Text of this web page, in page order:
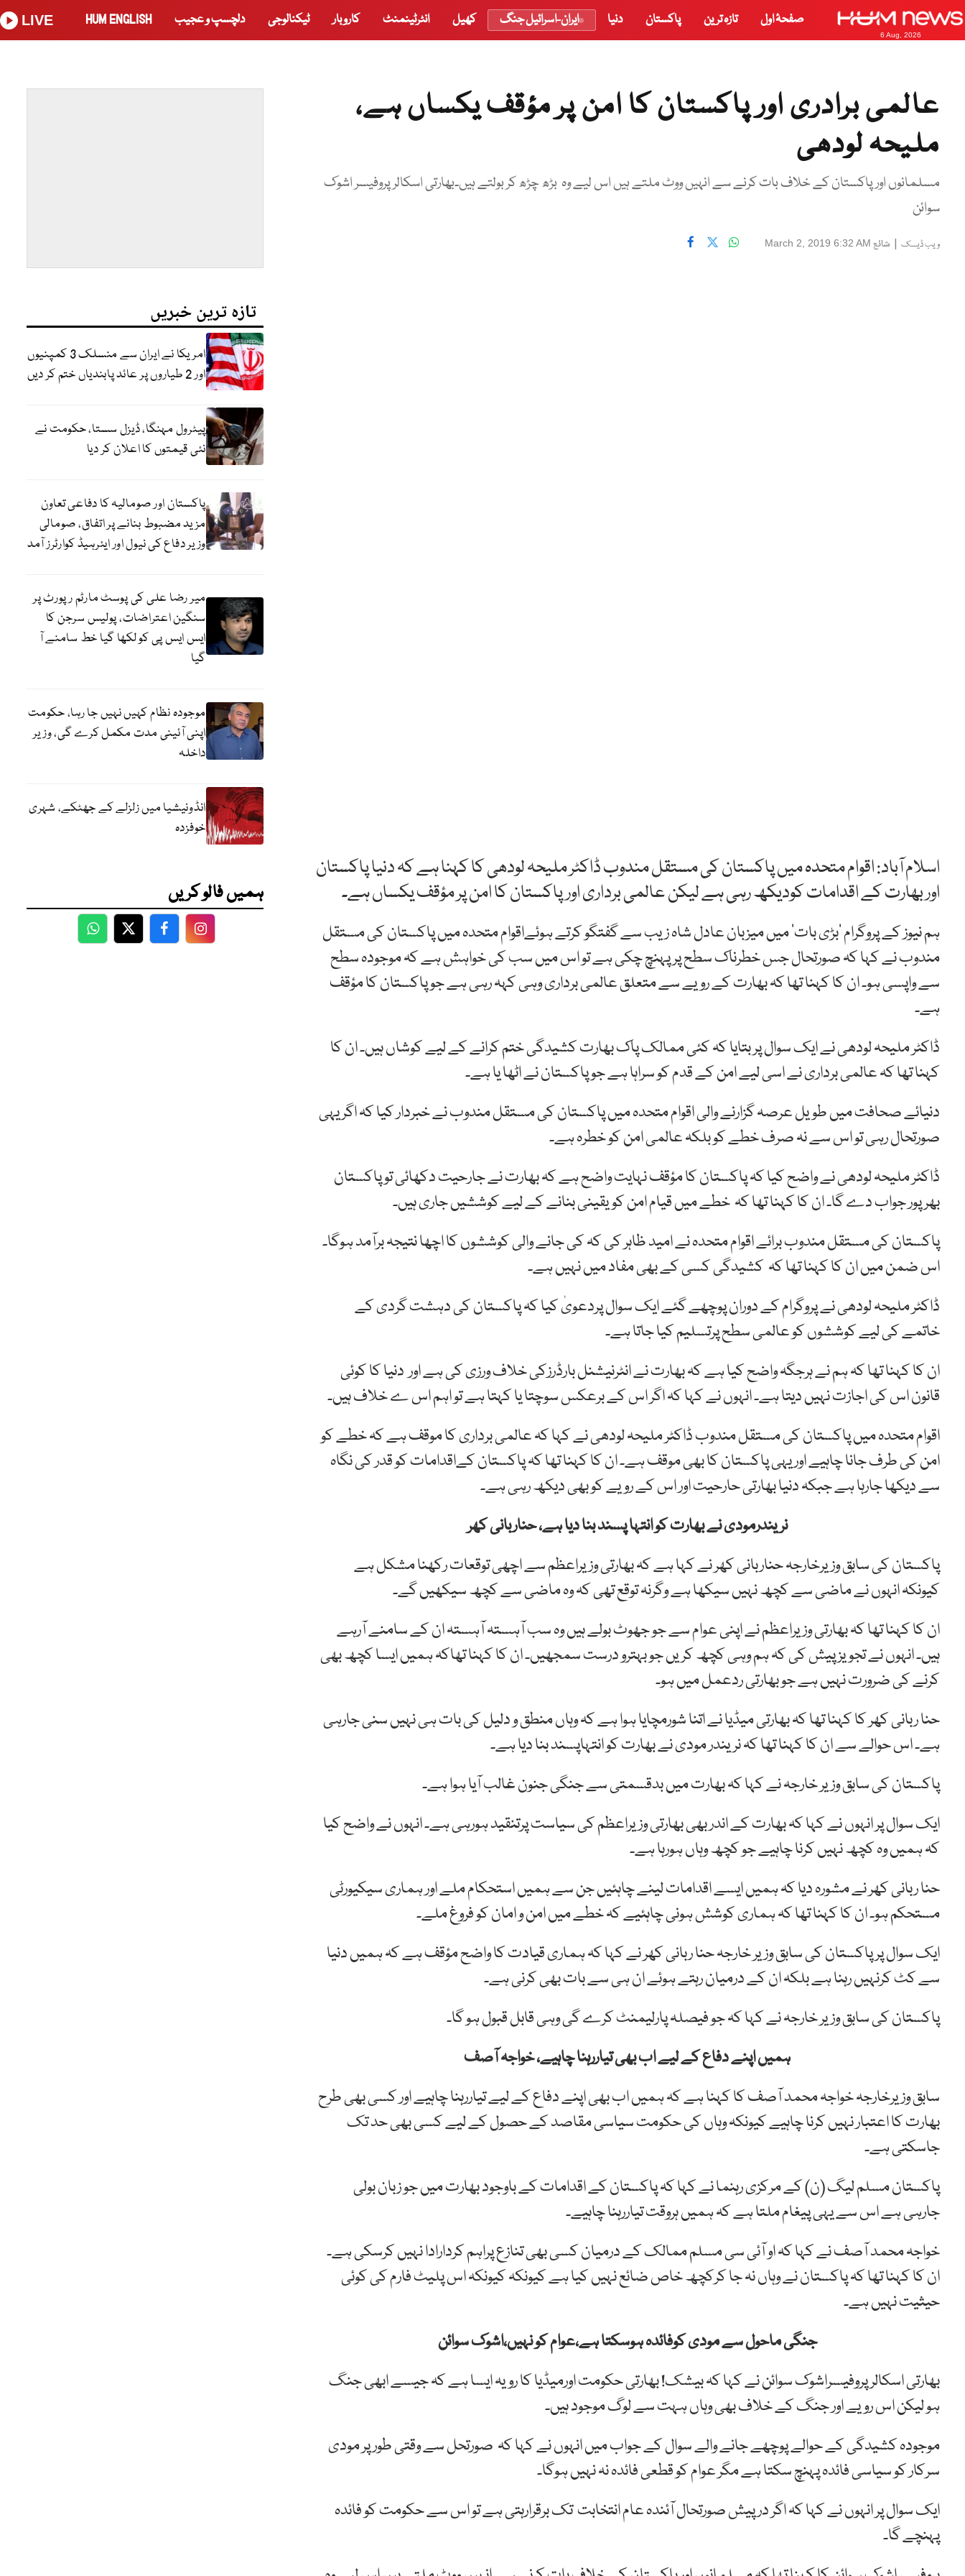
6 Aug, 2026
صفحۂ اول تازہ ترین پاکستان دنیا ایران-اسرائیل جنگ کھیل انٹرٹینمنٹ کاروبار ٹیکنالوجی دلچسپ و عجیب HUM ENGLISH
LIVE
عالمی برادری اور پاکستان کا امن پر مؤقف یکساں ہے،
ملیحہ لودھی
مسلمانوں اور پاکستان کے خلاف بات کرنے سے انہیں ووٹ ملتے ہیں اس لیے وہ بڑھ چڑھ کر بولتے ہیں۔بھارتی اسکالر پروفیسر اشوک
سوائن
ویب ڈیسک | شائع March 2, 2019 6:32 AM
اسلام آباد: اقوام متحدہ میں پاکستان کی مستقل مندوب ڈاکٹر ملیحہ لودھی کا کہنا ہے کہ دنیا پاکستان
اور بھارت کے اقدامات کودیکھ رہی ہے لیکن عالمی برداری اورپاکستان کا امن پر مؤقف یکساں ہے۔
ہم نیوز کے پروگرام ’بڑی بات‘ میں میزبان عادل شاہ زیب سے گفتگو کرتے ہوئےاقوام متحدہ میں پاکستان کی مستقل
مندوب نے کہا کہ صورتحال جس خطرناک سطح پرپہنچ چکی ہے تو اس میں سب کی خواہش ہے کہ موجودہ سطح
سے واپسی ہو۔ ان کا کہنا تھا کہ بھارت کے رویے سے متعلق عالمی برداری وہی کہہ رہی ہے جو پاکستان کا مؤقف
ہے۔
ڈاکٹر ملیحہ لودھی نے ایک سوال پر بتایا کہ کئی ممالک پاک بھارت کشیدگی ختم کرانے کے لیے کوشاں ہیں۔ ان کا
کہنا تھا کہ عالمی برداری نے اسی لیے امن کے قدم کو سراہا ہے جو پاکستان نے اٹھا یا ہے۔
دنیائے صحافت میں طویل عرصہ گزارنے والی اقوام متحدہ میں پاکستان کی مستقل مندوب نے خبردار کیا کہ اگر یہی
صورتحال رہی تو اس سے نہ صرف خطے کو بلکہ عالمی امن کو خطرہ ہے۔
ڈاکٹر ملیحہ لودھی نے واضح کیا کہ پاکستان کا مؤقف نہایت واضح ہے کہ بھارت نے جارحیت دکھائی تو پاکستان
بھرپور جواب دے گا۔ ان کا کہنا تھا کہ خطے میں قیام امن کویقینی بنانے کے لیے کوششیں جاری ہیں۔
پاکستان کی مستقل مندوب برائے اقوام متحدہ نے امید ظاہر کی کہ کی جانے والی کوششوں کا اچھا نتیجہ برآمد ہوگا۔
اس ضمن میں ان کا کہنا تھا کہ کشیدگی کسی کے بھی مفاد میں نہیں ہے۔
ڈاکٹر ملیحہ لودھی نے پروگرام کے دوران پوچھے گئے ایک سوال پردعویٰ کیا کہ پاکستان کی دہشت گردی کے
خاتمے کی لیے کوششوں کو عالمی سطح پرتسلیم کیا جاتا ہے۔
ان کا کہنا تھا کہ ہم نے ہرجگہ واضح کیا ہے کہ بھارت نے انٹرنیشنل بارڈرزکی خلاف ورزی کی ہے اور دنیا کا کوئی
قانون اس کی اجازت نہیں دیتا ہے۔ انہوں نے کہا کہ اگر اس کے برعکس سوچتا یا کہتا ہے تو اہم اس ے خلاف ہیں۔
اقوام متحدہ میں پاکستان کی مستقل مندوب ڈاکٹر ملیحہ لودھی نے کہا کہ عالمی برداری کا موقف ہے کہ خطے کو
امن کی طرف جانا چاہیے اور یہی پاکستان کا بھی موقف ہے۔ ان کا کہنا تھا کہ پاکستان کےاقدامات کو قدر کی نگاہ
سے دیکھا جارہا ہے جبکہ دنیا بھارتی حارحیت اور اس کے رویے کو بھی دیکھ رہی ہے۔
نریندرمودی نے بھارت کو انتہا پسند بنا دیا ہے، حناربانی کھر
پاکستان کی سابق وزیرخارجہ حناربانی کھر نے کہا ہے کہ بھارتی وزیراعظم سے اچھی توقعات رکھنا مشکل ہے
کیونکہ انہوں نے ماضی سے کچھ نہیں سیکھا ہے وگرنہ توقع تھی کہ وہ ماضی سے کچھ سیکھیں گے۔
ان کا کہنا تھا کہ بھارتی وزیراعظم نے اپنی عوام سے جو جھوٹ بولے ہیں وہ سب آہستہ آہستہ ان کے سامنے آرہے
ہیں۔ انہوں نے تجویز پیش کی کہ ہم وہی کچھ کریں جو بہترو درست سمجھیں۔ ان کا کہنا تھاکہ ہمیں ایسا کچھ بھی
کرنے کی ضرورت نہیں ہے جو بھارتی ردعمل میں ہو۔
حنا ربانی کھر کا کہنا تھا کہ بھارتی میڈیا نے اتنا شورمچایا ہوا ہے کہ وہاں منطق و دلیل کی بات ہی نہیں سنی جارہی
ہے۔ اس حوالے سے ان کا کہنا تھا کہ نریندر مودی نے بھارت کو انتہاپسند بنا دیا ہے۔
پاکستان کی سابق وزیر خارجہ نے کہا کہ بھارت میں بدقسمتی سے جنگی جنون غالب آیا ہوا ہے۔
ایک سوال پر انہوں نے کہا کہ بھارت کے اندر بھی بھارتی وزیراعظم کی سیاست پرتنقید ہورہی ہے۔ انہوں نے واضح کیا
کہ ہمیں وہ کچھ نہیں کرنا چاہیے جو کچھ وہاں ہورہا ہے۔
حنا ربانی کھر نے مشورہ دیا کہ ہمیں ایسے اقدامات لینے چاہئیں جن سے ہمیں استحکام ملے اور ہماری سیکیورٹی
مستحکم ہو۔ ان کا کہنا تھا کہ ہماری کوشش ہونی چاہئیے کہ خطے میں امن و امان کو فروغ ملے۔
ایک سوال پرپاکستان کی سابق وزیر خارجہ حنا ربانی کھر نے کہا کہ ہماری قیادت کا واضح مؤقف ہے کہ ہمیں دنیا
سے کٹ کرنہیں رہنا ہے بلکہ ان کے درمیان رہتے ہوئے ان ہی سے بات بھی کرنی ہے۔
پاکستان کی سابق وزیر خارجہ نے کہا کہ جو فیصلہ پارلیمنٹ کرے گی وہی قابل قبول ہو گا۔
ہمیں اپنے دفاع کے لیے اب بھی تیاررہنا چاہیے، خواجہ آصف
سابق وزیرخارجہ خواجہ محمد آصف کا کہنا ہے کہ ہمیں اب بھی اپنے دفاع کے لیے تیاررہنا چاہیے اور کسی بھی طرح
بھارت کا اعتبار نہیں کرنا چاہیے کیونکہ وہاں کی حکومت سیاسی مقاصد کے حصول کے لیے کسی بھی حد تک
جاسکتی ہے۔
پاکستان مسلم لیگ (ن) کے مرکزی رہنما نے کہا کہ پاکستان کے اقدامات کے باوجود بھارت میں جو زبان بولی
جارہی ہے اس سے یہی پیغام ملتا ہے کہ ہمیں ہروقت تیاررہنا چاہیے۔
خواجہ محمد آصف نے کہا کہ او آئی سی مسلم ممالک کے درمیان کسی بھی تنازع پراہم کردارادا نہیں کرسکی ہے۔
ان کا کہنا تھا کہ پاکستان نے وہاں نہ جا کرکچھ خاص ضائع نہیں کیا ہے کیونکہ کیونکہ اس پلیٹ فارم کی کوئی
حیثیت نہیں ہے۔
جنگی ماحول سے مودی کوفائدہ ہوسکتا ہے،عوام کو نہیں،اشوک سوائن
بھارتی اسکالرپروفیسراشوک سوائن نے کہا کہ بیشک! بھارتی حکومت اورمیڈیا کا رویہ ایسا ہے کہ جیسے ابھی جنگ
ہو لیکن اس رویے اور جنگ کے خلاف بھی وہاں ہہت سے لوگ موجود ہیں۔
موجودہ کشیدگی کے حوالے پوچھے جانے والے سوال کے جواب میں انہوں نے کہا کہ صورتحل سے وقتی طور پر مودی
سرکار کو سیاسی فائدہ پہنچ سکتا ہے مگر عوام کو قطعی فائدہ نہ نہیں ہوگا۔
ایک سوال پر انہوں نے کہا کہ اگر درپیش صورتحال آئندہ عام انتخابت تک برقرارہتی ہے تو اس سے حکومت کو فائدہ
پہنچے گا۔
تازہ ترین خبریں
امریکا نے ایران سے منسلک 3 کمپنیوں
اور 2 طیاروں پر عائد پابندیاں ختم کر دیں
پیٹرول مہنگا، ڈیزل سستا، حکومت نے
نئی قیمتوں کا اعلان کر دیا
پاکستان اور صومالیہ کا دفاعی تعاون
مزید مضبوط بنانے پر اتفاق، صومالی
وزیر دفاع کی نیول اور ایئرہیڈ کوارٹرز آمد
میر رضا علی کی پوسٹ مارٹم رپورٹ پر
سنگین اعتراضات، پولیس سرجن کا
ایس ایس پی کو لکھا گیا خط سامنے آ
گیا
موجودہ نظام کہیں نہیں جا رہا، حکومت
اپنی آئینی مدت مکمل کرے گی، وزیر
داخلہ
انڈونیشیا میں زلزلے کے جھٹکے، شہری
خوفزدہ
ہمیں فالو کریں
WhatsApp
TwitterFacebookFacebook